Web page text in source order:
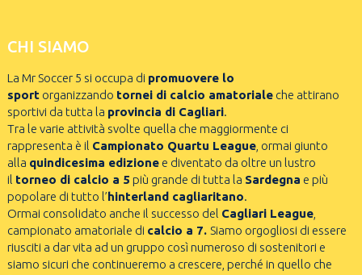
CHI SIAMO
La Mr Soccer 5 si occupa di promuovere lo
sportorganizzando tornei di calcio amatorialeche attirano
sportivi da tutta la provincia di Cagliari.
Tra le varie attività svolte quella che maggiormente ci
rappresenta è il Campionato Quartu League, ormai giunto
alla quindicesima edizionee diventato da oltre un lustro
il torneo di calcio a 5 più grande di tutta la Sardegna e più
popolare di tutto l’hinterland cagliaritano.
Ormai consolidato anche il successo del Cagliari League,
campionato amatoriale di calcio a 7. Siamo orgogliosi di essere
riusciti a dar vita ad un gruppo così numeroso di sostenitori e
siamo sicuri che continueremo a crescere, perché in quello che